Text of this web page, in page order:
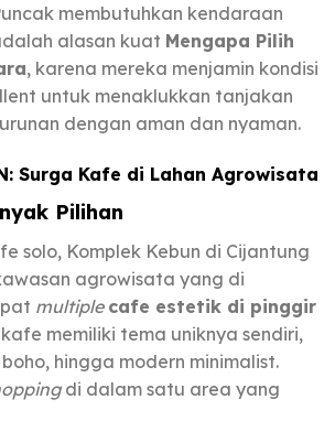
membutuhkan kendaraan
alasan kuat Mengapa Pilih
, karena mereka menjamin kondisi
untuk menaklukkan tanjakan
dengan aman dan nyaman.
Surga Kafe di Lahan Agrowisata
Pilihan
solo, Komplek Kebun di Cijantung
agrowisata yang di
multiple cafe estetik di pinggir
memiliki tema uniknya sendiri,
hingga modern minimalist.
di dalam satu area yang